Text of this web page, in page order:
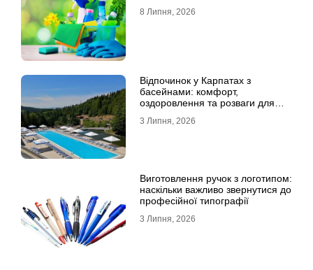
8 Липня, 2026
Відпочинок у Карпатах з
басейнами: комфорт,
оздоровлення та розваги для
3 Липня, 2026
Виготовлення ручок з логотипом:
наскільки важливо звернутися до
професійної типографії
3 Липня, 2026